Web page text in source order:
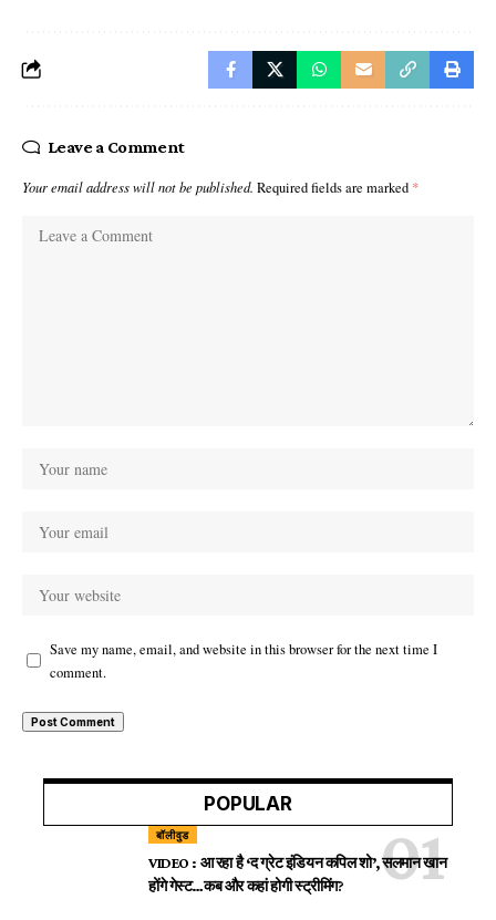
Leave a Comment
Your email address will not be published. Required fields are marked *
Save my name, email, and website in this browser for the next time I
comment.
POPULAR
बॉलीवुड
VIDEO : आ रहा है ‘द ग्रेट इंडियन कपिल शो’, सलमान खान
होंगे गेस्ट…कब और कहां होगी स्ट्रीमिंग?